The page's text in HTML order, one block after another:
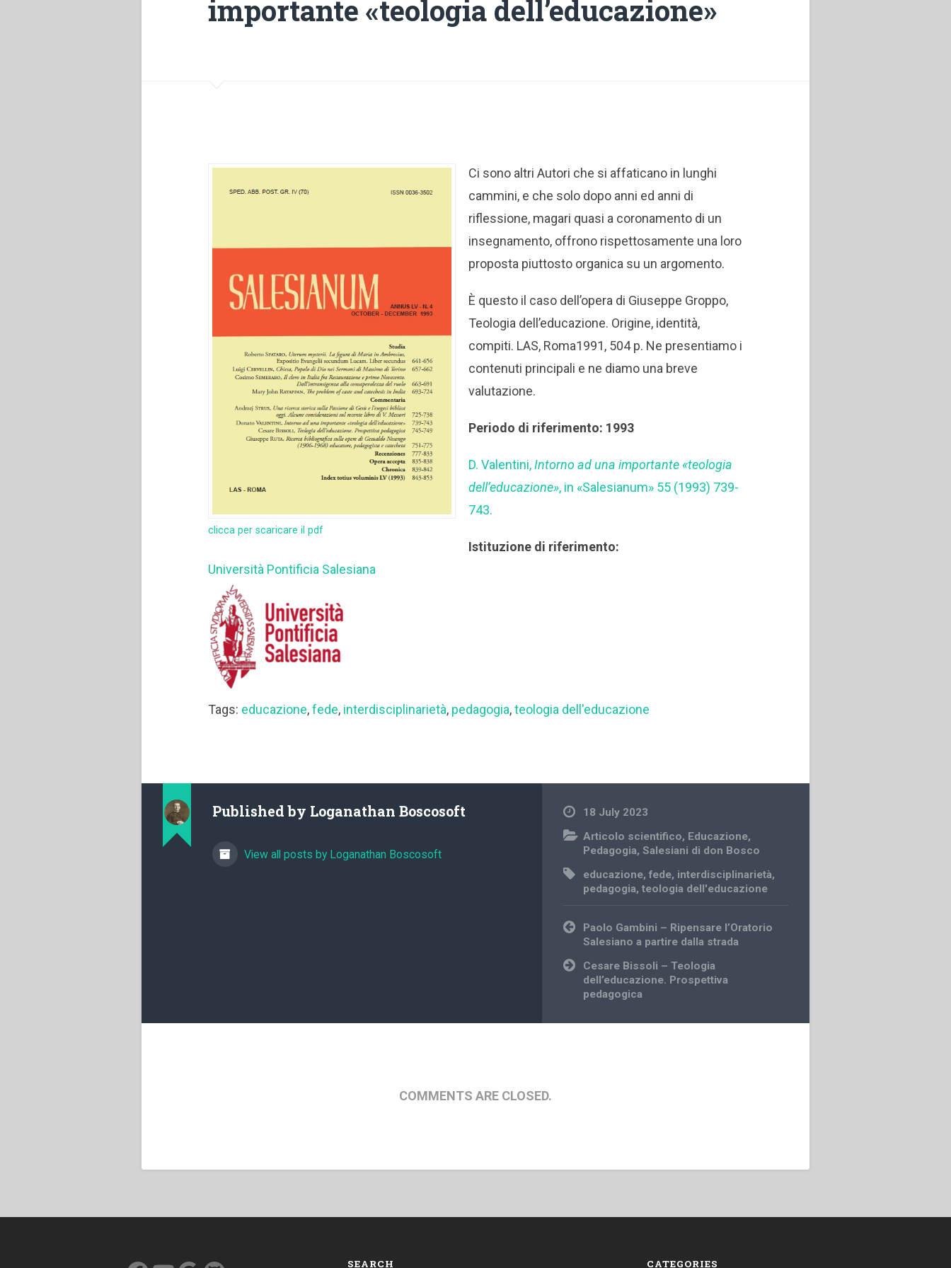
importante «teologia dell’educazione»
clicca per scaricare il pdf
Ci sono altri Autori che si affaticano in lunghi
cammini, e che solo dopo anni ed anni di
riflessione, magari quasi a coronamento di un
insegnamento, offrono rispettosamente una loro
proposta piuttosto organica su un argomento.
È questo il caso dell’opera di Giuseppe Groppo,
Teologia dell’educazione. Origine, identità,
compiti. LAS, Roma1991, 504 p. Ne presentiamo i
contenuti principali e ne diamo una breve
valutazione.
Periodo di riferimento: 1993
D. Valentini,Intorno ad una importante «teologia
dell’educazione», in «Salesianum» 55 (1993) 739-
743.
Istituzione di riferimento:
Università Pontificia Salesiana
Tags: educazione,fede, interdisciplinarietà, pedagogia,teologia dell'educazione
Published by Loganathan Boscosoft
View all posts by Loganathan Boscosoft
18 July 2023
Articolo scientifico, Educazione,
Pedagogia,Salesiani di don Bosco
educazione,fede, interdisciplinarietà,
pedagogia,teologia dell'educazione
Post
navigation
Paolo Gambini – Ripensare l’Oratorio
Salesiano a partire dalla strada
Cesare Bissoli – Teologia
dell’educazione. Prospettiva
pedagogica
COMMENTS ARE CLOSED.
SEARCH CATEGORIES